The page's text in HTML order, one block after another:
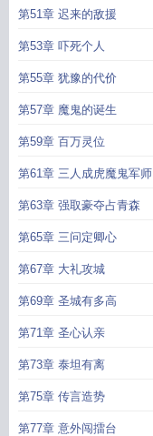
第51章 迟来的敌援
第53章 吓死个人
第55章 犹豫的代价
第57章 魔鬼的诞生
第59章 百万灵位
第61章 三人成虎魔鬼军师
第63章 强取豪夺占青森
第65章 三问定卿心
第67章 大礼攻城
第69章 圣城有多高
第71章 圣心认亲
第73章 泰坦有离
第75章 传言造势
第77章 意外闯擂台